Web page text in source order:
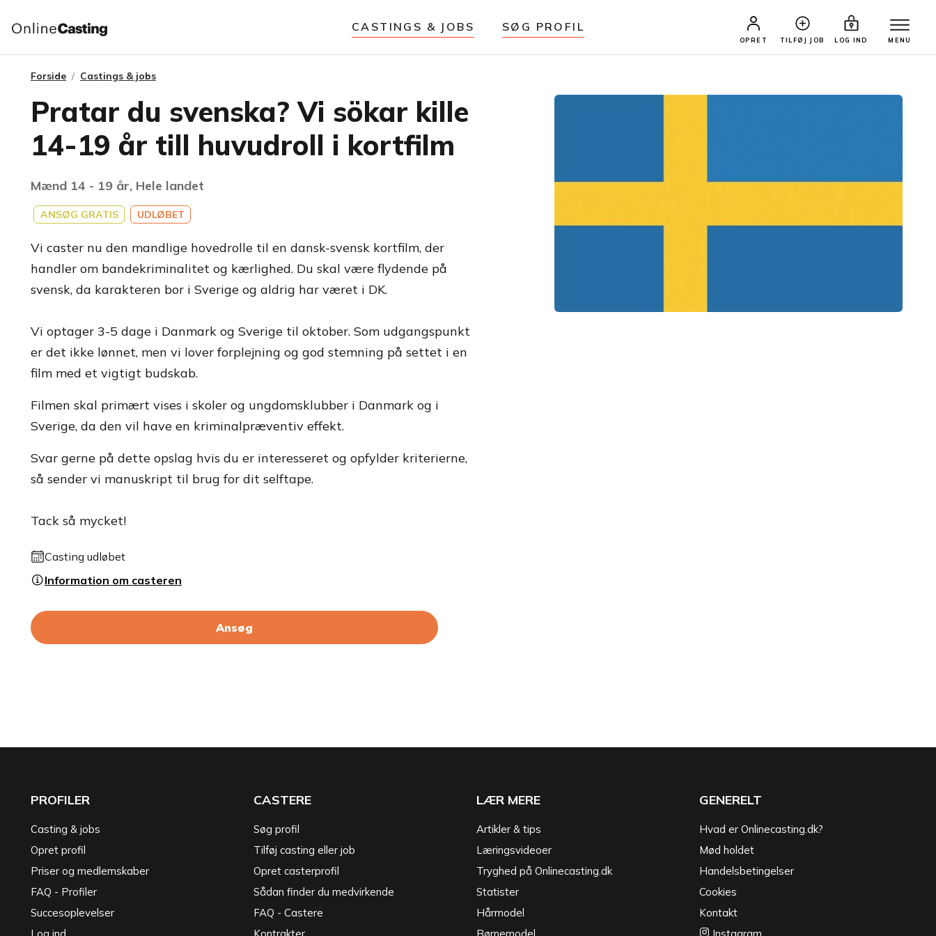
CASTINGS & JOBS SØG PROFIL
OPRET TILFØJ JOB LOG IND MENU
Forside Castings & jobs
Pratar du svenska? Vi sökar kille
14-19 år till huvudroll i kortfilm
Mænd 14 - 19 år, Hele landet
ANSØG GRATIS UDLØBET
Vi caster nu den mandlige hovedrolle til en dansk-svensk kortfilm, der
handler om bandekriminalitet og kærlighed. Du skal være flydende på
svensk, da karakteren bor i Sverige og aldrig har været i DK.
Vi optager 3-5 dage i Danmark og Sverige til oktober. Som udgangspunkt
er det ikke lønnet, men vi lover forplejning og god stemning på settet i en
film med et vigtigt budskab.
Filmen skal primært vises i skoler og ungdomsklubber i Danmark og i
Sverige, da den vil have en kriminalpræventiv effekt.
Svar gerne på dette opslag hvis du er interesseret og opfylder kriterierne,
så sender vi manuskript til brug for dit selftape.
Tack så mycket!
Casting udløbet
Information om casteren
Ansøg
PROFILER
Casting & jobs
Opret profil
Priser og medlemskaber
FAQ - Profiler
Succesoplevelser
CASTERE
Søg profil
Tilføj casting eller job
Opret casterprofil
Sådan finder du medvirkende
FAQ - Castere
LÆR MERE
Artikler & tips
Læringsvideoer
Tryghed på Onlinecasting.dk
Statister
Hårmodel
GENERELT
Hvad er Onlinecasting.dk?
Mød holdet
Handelsbetingelser
Cookies
Kontakt